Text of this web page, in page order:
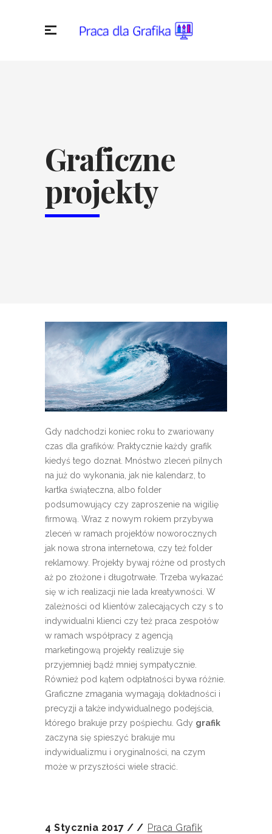
Graficzne
projekty
Gdy nadchodzi koniec roku to zwariowany
czas dla grafików. Praktycznie każdy grafik
kiedyś tego doznał. Mnóstwo zleceń pilnych
na już do wykonania, jak nie kalendarz, to
kartka świąteczna, albo folder
podsumowujący czy zaproszenie na wigilię
firmową. Wraz z nowym rokiem przybywa
zleceń w ramach projektów noworocznych
jak nowa strona internetowa, czy też folder
reklamowy. Projekty bywaj różne od prostych
aż po złożone i długotrwałe. Trzeba wykazać
się w ich realizacji nie lada kreatywności. W
zależności od klientów zalecających czy s to
indywidualni klienci czy też praca zespołów
w ramach współpracy z agencją
marketingową projekty realizuje się
przyjemniej bądź mniej sympatycznie.
Również pod kątem odpłatności bywa różnie.
Graficzne zmagania wymagają dokładności i
precyzji a także indywidualnego podejścia,
którego brakuje przy pośpiechu. Gdy grafik
zaczyna się spieszyć brakuje mu
indywidualizmu i oryginalności, na czym
może w przyszłości wiele stracić.
4 Stycznia 2017
Praca Grafik